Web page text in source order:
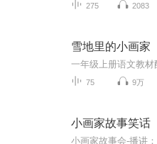
275 2083
雪地里的小画家
75 9万
小画家故事笑话
小画家故事会-播讲